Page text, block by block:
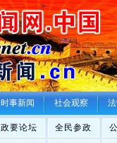
>
时事新闻 社会观察
政要论坛 全民参政